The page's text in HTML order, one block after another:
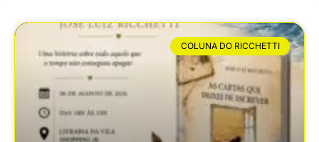
COLUNA DO RICCHETTI